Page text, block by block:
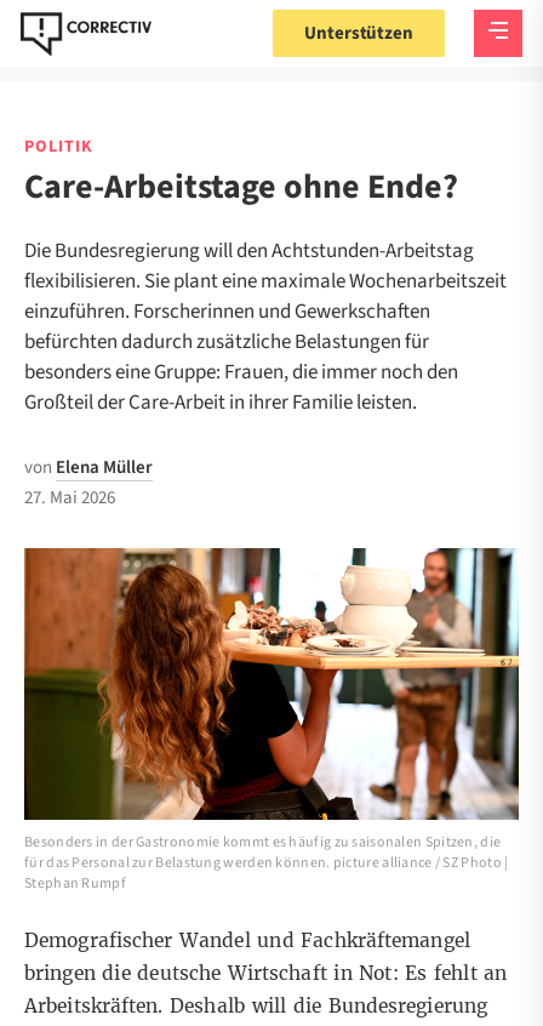
Unterstützen
POLITIK
Care-Arbeitstage ohne Ende?
Die Bundesregierung will den Achtstunden-Arbeitstag
flexibilisieren. Sie plant eine maximale Wochenarbeitszeit
einzuführen. Forscherinnen und Gewerkschaften
befürchten dadurch zusätzliche Belastungen für
besonders eine Gruppe: Frauen, die immer noch den
Großteil der Care-Arbeit in ihrer Familie leisten.
von Elena Müller
27. Mai 2026
Besonders in der Gastronomie kommt es häufig zu saisonalen Spitzen, die
für das Personal zur Belastung werden können. picture alliance / SZ Photo |
Stephan Rumpf
Demografischer Wandel und Fachkräftemangel
bringen die deutsche Wirtschaft in Not: Es fehlt an
Arbeitskräften. Deshalb will die Bundesregierung